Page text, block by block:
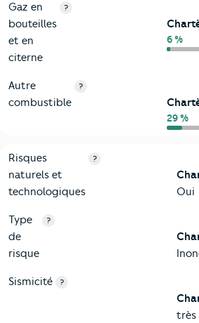
Gaz en
bouteilles
et en
citerne
?
6 %
Autre
combustible
?
29 %
9-Diagnostic risques
Critères Chartèves
Risques
naturels et
technologiques
?
Oui
Type
de
risque
?
Sismicité ?
très